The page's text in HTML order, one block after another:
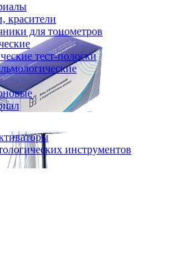
красители
для тонометров
тест-полоски
инструментов